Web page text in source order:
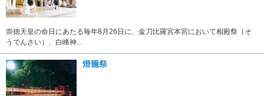
崇徳天皇の命日にあたる毎年8月26日に、金刀比羅宮本宮において相殿祭（そ
うでんさい）、白峰神...
燈籠祭